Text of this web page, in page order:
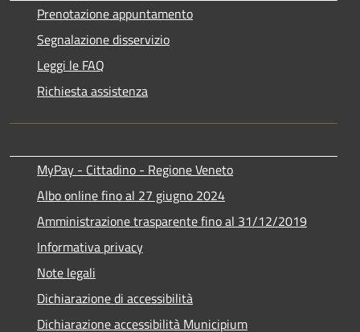
Prenotazione appuntamento
Segnalazione disservizio
Leggi le FAQ
Richiesta assistenza
MyPay - Cittadino - Regione Veneto
Albo online fino al 27 giugno 2024
Amministrazione trasparente fino al 31/12/2019
Informativa privacy
Note legali
Dichiarazione di accessibilità
Dichiarazione accessibilità Municipium